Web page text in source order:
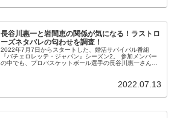
長谷川惠一と岩間恵の関係が気になる！ラストロ
ーズネタバレの匂わせを調査！
2022年7月7日からスタートした、婚活サバイバル番組
『バチェロレッテ・ジャパン』シーズン2。 参加メンバー
の中でも、プロバスケットボール選手の長谷川惠一さん
2022.07.13